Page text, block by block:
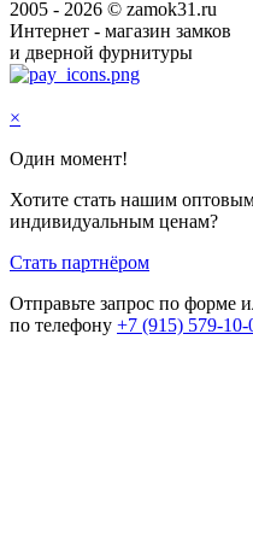
2005 - 2026 © zamok31.ru
Интернет - магазин замков
и дверной фурнитуры
×
Один момент!
Хотите стать нашим
индивидуальным ценам?
Стать партнёром
Отправьте запрос по форме
по телефону +7 (915) 579-10-